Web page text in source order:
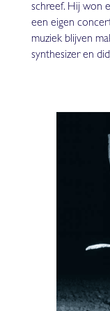
schreef. Hij won
een eigen
muziek blijven
synthesizer en